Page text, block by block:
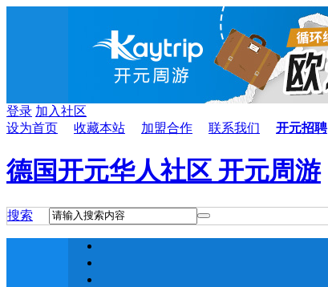
登录 加入社区
设为首页
收藏本站 加盟合作 联系我们 开元招聘
德国开元华人社区 开元周游
搜索